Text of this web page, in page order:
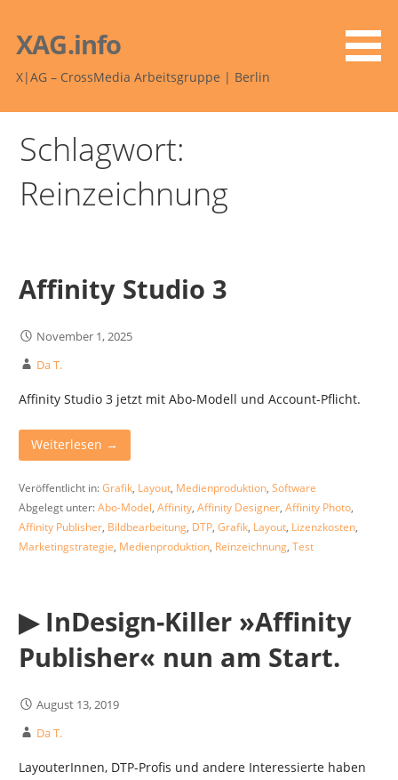
Inhalt
springen
XAG.info
X|AG – CrossMedia Arbeitsgruppe | Berlin
Schlagwort:
Reinzeichnung
Affinity Studio 3
November 1, 2025
Da T.
Affinity Studio 3 jetzt mit Abo-Modell und Account-Pflicht.
Weiterlesen →
Veröffentlicht in:Grafik, Layout, Medienproduktion, Software
Abgelegt unter:Abo-Model, Affinity, Affinity Designer, Affinity Photo,
Affinity Publisher, Bildbearbeitung, DTP, Grafik, Layout, Lizenzkosten,
Marketingstrategie, Medienproduktion, Reinzeichnung, Test
▶︎ InDesign-Killer »Affinity
Publisher« nun am Start.
August 13, 2019
Da T.
LayouterInnen, DTP-Profis und andere Interessierte haben